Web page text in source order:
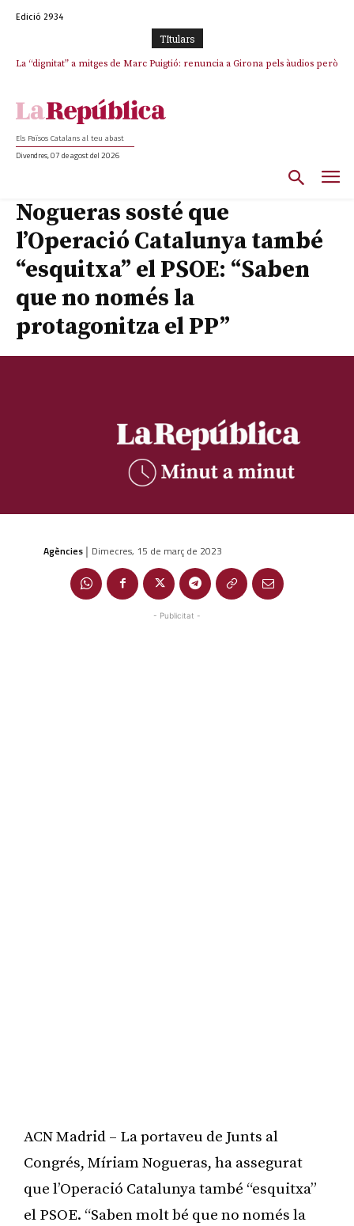
Edició 2934
TItulars
La “dignitat” a mitges de Marc Puigtió: renuncia a Girona pels àudios però
Els Països Catalans al teu abast
Divendres, 07 de agost del 2026
Nogueras sosté que
l’Operació Catalunya també
“esquitxa” el PSOE: “Saben
que no només la
protagonitza el PP”
Agències | Dimecres, 15 de març de 2023
- Publicitat -
ACN Madrid – La portaveu de Junts al
Congrés, Míriam Nogueras, ha assegurat
que l’Operació Catalunya també “esquitxa”
el PSOE. “Saben molt bé que no només la